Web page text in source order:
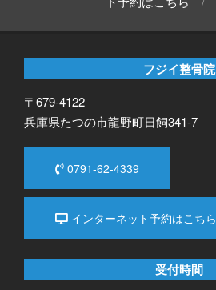
フジイ整骨院
〒679-4122
兵庫県たつの市龍野町日飼341-7
0791-62-4339
インターネット予約はこちら
受付時間